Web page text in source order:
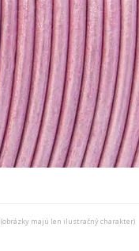
(obrázky majú len ilustračný charakter)